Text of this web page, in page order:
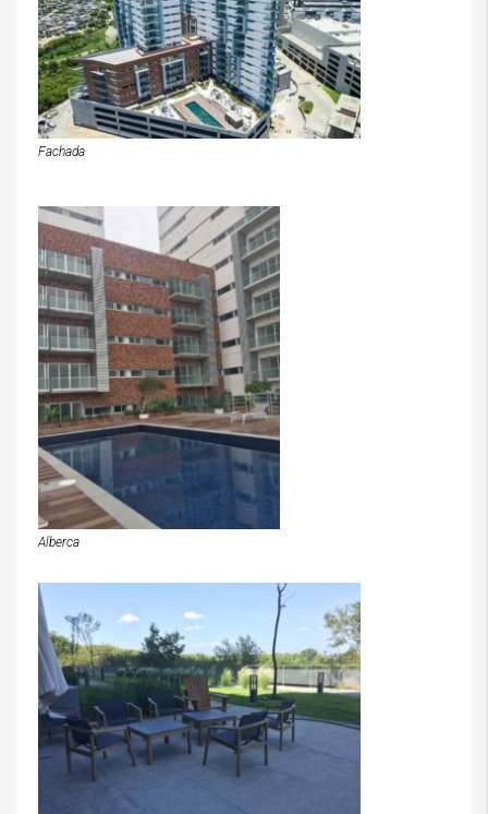
Fachada
Alberca